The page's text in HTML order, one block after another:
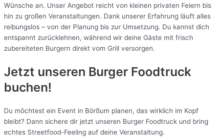
Wünsche an. Unser Angebot reicht von kleinen privaten Feiern bis
hin zu großen Veranstaltungen. Dank unserer Erfahrung läuft alles
reibungslos – von der Planung bis zur Umsetzung. Du kannst dich
entspannt zurücklehnen, während wir deine Gäste mit frisch
zubereiteten Burgern direkt vom Grill versorgen.
Jetzt unseren Burger Foodtruck
buchen!
Du möchtest ein Event in Börßum planen, das wirklich im Kopf
bleibt? Dann sichere dir jetzt unseren Burger Foodtruck und bring
echtes Streetfood-Feeling auf deine Veranstaltung.